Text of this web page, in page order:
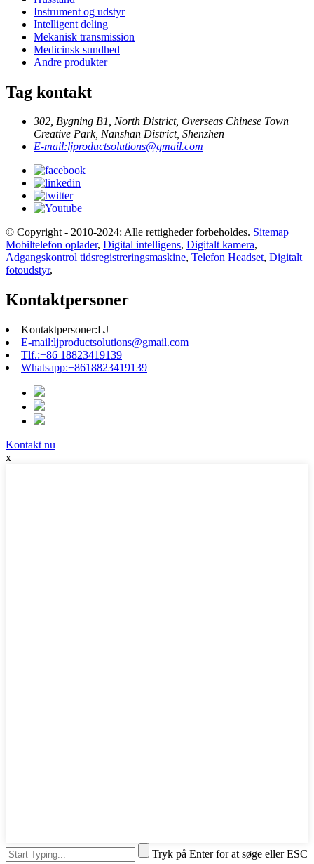
Instrument og udstyr
Intelligent deling
Mekanisk transmission
Medicinsk sundhed
Andre produkter
Tag kontakt
302, Bygning B1, North District, Overseas Chinese Town
Creative Park, Nanshan District, Shenzhen
E-mail:ljproductsolutions@gmail.com
© Copyright - 2010-2024: Alle rettigheder forbeholdes. Sitemap
Mobiltelefon oplader, Digital intelligens, Digitalt kamera,
Adgangskontrol tidsregistreringsmaskine, Telefon Headset, Digitalt
fotoudstyr,
Kontaktpersoner
Kontaktpersoner:LJ
E-mail:ljproductsolutions@gmail.com
Tlf.:+86 18823419139
Whatsapp:+8618823419139
Kontakt nu
x
Tryk på Enter for at søge eller ESC